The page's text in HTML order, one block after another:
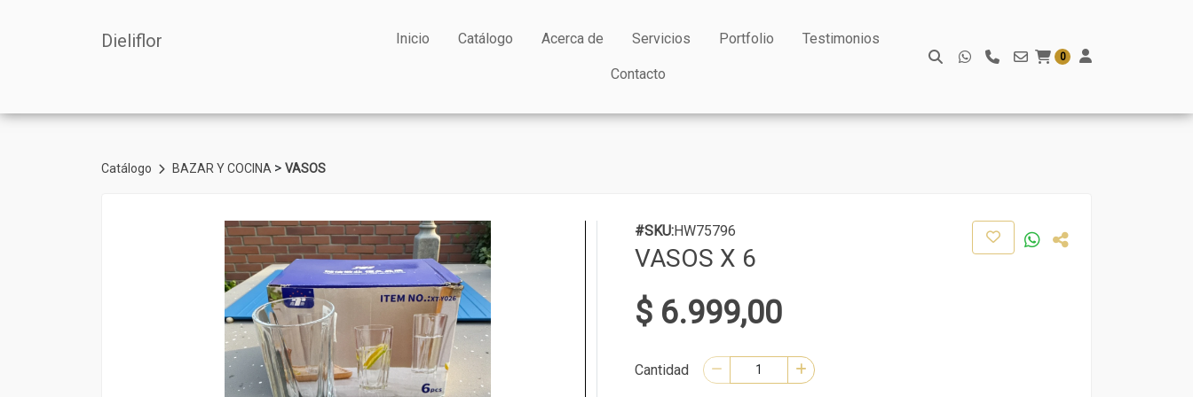
Dieliflor Inicio Catálogo Acerca de Servicios Portfolio Testimonios
Contacto
0
Catálogo BAZAR Y COCINA > VASOS
#SKU:HW75796
VASOS X 6
$ 6.999,00
Cantidad